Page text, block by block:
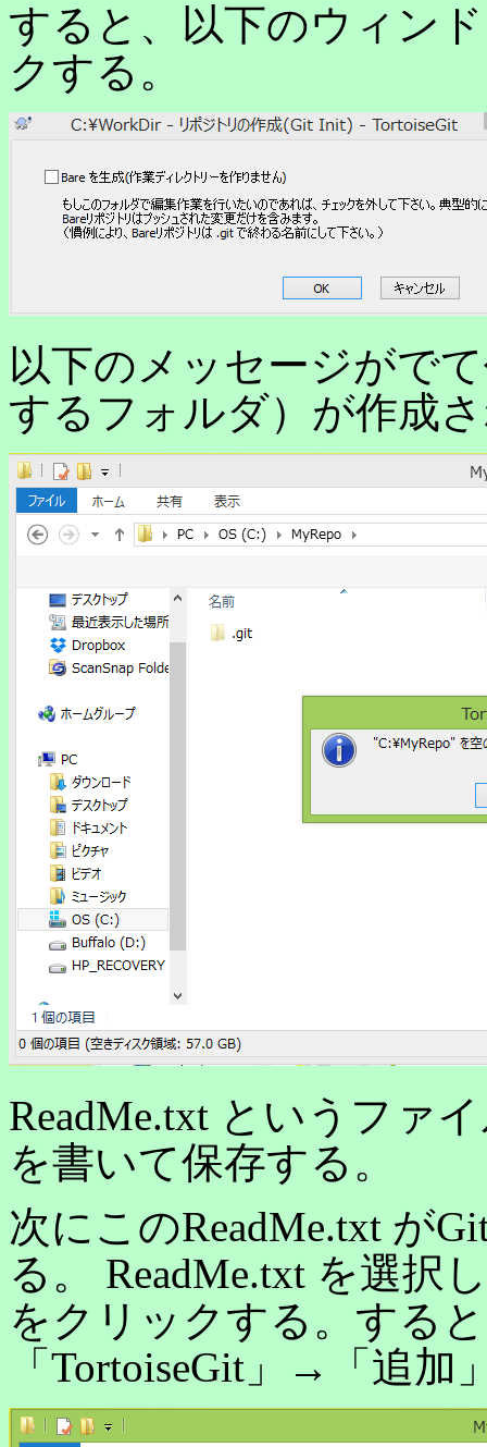
すると、以下のウィン
クする。
以下のメッセージがで
するフォルダ）が作成
ReadMe.txt というファ
を書いて保存する。
次にこのReadMe.txt が
る。 ReadMe.txt を選択
をクリックする。する
「TortoiseGit」→「追加